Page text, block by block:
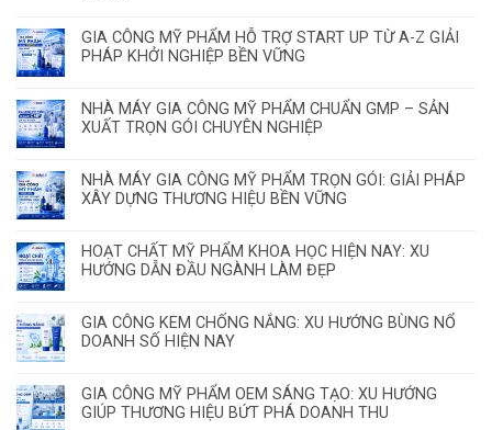
GIA CÔNG MỸ PHẨM HỖ TRỢ START UP TỪ A-Z GIẢI
PHÁP KHỞI NGHIỆP BỀN VỮNG
NHÀ MÁY GIA CÔNG MỸ PHẨM CHUẨN GMP – SẢN
XUẤT TRỌN GÓI CHUYÊN NGHIỆP
NHÀ MÁY GIA CÔNG MỸ PHẨM TRỌN GÓI: GIẢI PHÁP
XÂY DỰNG THƯƠNG HIỆU BỀN VỮNG
HOẠT CHẤT MỸ PHẨM KHOA HỌC HIỆN NAY: XU
HƯỚNG DẪN ĐẦU NGÀNH LÀM ĐẸP
GIA CÔNG KEM CHỐNG NẮNG: XU HƯỚNG BÙNG NỔ
DOANH SỐ HIỆN NAY
GIA CÔNG MỸ PHẨM OEM SÁNG TẠO: XU HƯỚNG
GIÚP THƯƠNG HIỆU BỨT PHÁ DOANH THU